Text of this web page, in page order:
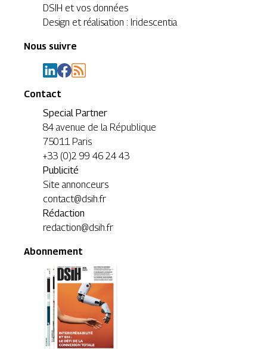
DSIH et vos données
Design et réalisation : Iridescentia
Nous suivre
Contact
Special Partner
84 avenue de la République
75011 Paris
+33 (0)2 99 46 24 43
Publicité
Site annonceurs
contact@dsih.fr
Rédaction
redaction@dsih.fr
Abonnement